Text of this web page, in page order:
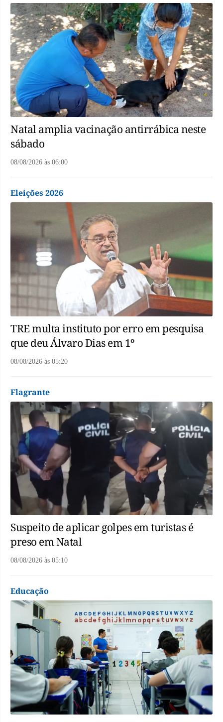
Natal amplia vacinação antirrábica neste
sábado
08/08/2026 às 06:00
Eleições 2026
TRE multa instituto por erro em pesquisa
que deu Álvaro Dias em 1º
08/08/2026 às 05:20
Flagrante
Suspeito de aplicar golpes em turistas é
preso em Natal
08/08/2026 às 05:10
Educação